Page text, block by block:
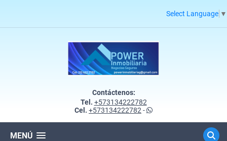
Select Language ▼
Contáctenos:
Tel. +573134222782
Cel. +573134222782 -
MENÚ